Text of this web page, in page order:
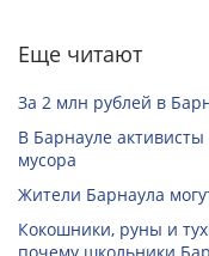
Еще читают
За 2 млн рублей в
В Барнауле
мусора
Жители Барнаула
Кокошники, руны и